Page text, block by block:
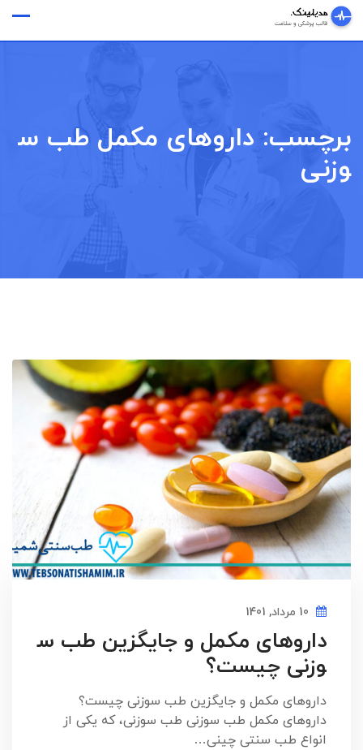
Skip
content
برچسب: داروهای مکمل طب س
وزنی
داروهای مکمل و جایگزین طب س
وزنی چیست؟
داروهای مکمل و جایگزین طب سوزنی چیست؟
داروهای مکمل طب سوزنی طب سوزنی، که یکی از
انواع طب سنتی چینی…